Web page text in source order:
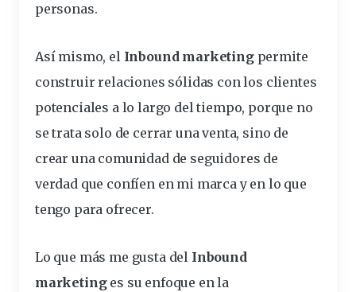
personas.
Así mismo, el Inbound marketingpermite
construir relaciones sólidas con los clientes
potenciales a lolargo del tiempo, porque no
se trata solo de cerrar una venta, sino de
crear una comunidad de seguidores de
verdad que confíen en mi marca y en lo que
tengo para ofrecer.
Lo que más me gusta del Inbound
marketinges su enfoque en la